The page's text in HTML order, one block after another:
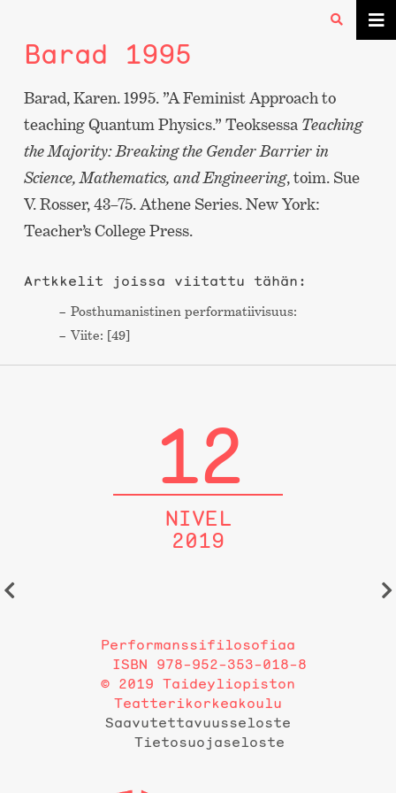
Barad 1995
Barad, Karen. 1995. ”A Feminist Approach to
teaching Quantum Physics.” Teoksessa Teaching
the Majority: Breaking the Gender Barrier in
Science, Mathematics, and Engineering, toim. Sue
V. Rosser, 43–75. Athene Series. New York:
Teacher’s College Press.
Artkkelit joissa viitattu tähän:
Post­humanistinen performa­tiivisuus:
Viite: [49]
12
NIVEL
2019
Performanssifilosofiaa
ISBN 978-952-353-018-8
© 2019 Taideyliopiston
Teatterikorkeakoulu
Saavutettavuusseloste
Tietosuojaseloste